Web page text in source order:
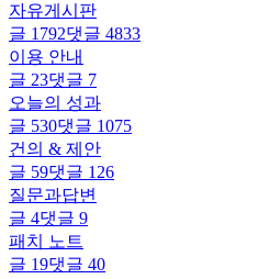
자유게시판
글 1792댓글 4833
이용 안내
글 23댓글 7
오늘의 성과
글 530댓글 1075
건의 & 제안
글 59댓글 126
질문과답변
글 4댓글 9
패치 노트
글 19댓글 40